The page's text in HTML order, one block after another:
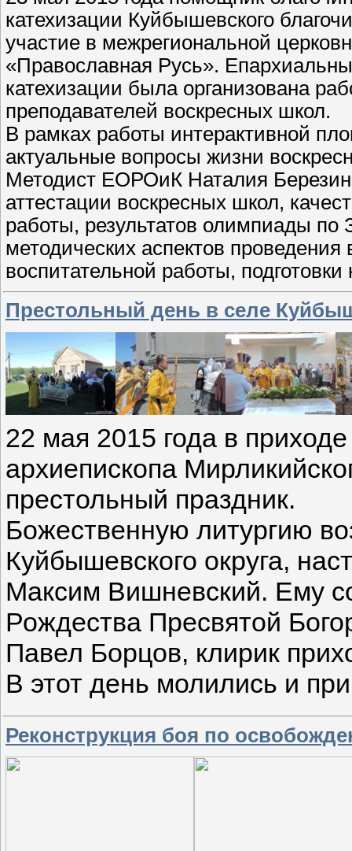
катехизации Куйбышевского
участие в межрегиональной
«Православная Русь».
катехизации была организована
преподавателей воскресных школ.
В рамках работы интерактивной
актуальные вопросы жизни
Методист ЕОРОиК Наталия
аттестации воскресных школ,
работы, результатов олимпиады
методических аспектов
воспитательной работы, подготовки
Престольный день в селе
22 мая 2015 года в
архиепископа
престольный праздник.
Божественную литургию
Куйбышевского округа,
Максим Вишневский. Ему
Рождества Пресвятой
Павел Борцов, клирик
В этот день молились и
Реконструкция боя по